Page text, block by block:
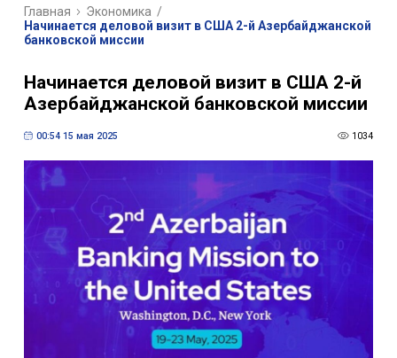
Главная Экономика /
Начинается деловой визит в США 2-й Азербайджанской
банковской миссии
Начинается деловой визит в США 2-й
Азербайджанской банковской миссии
00:54 15 мая 2025 1034